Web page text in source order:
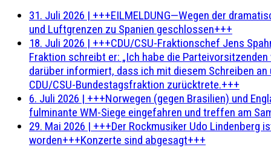
31. Juli 2026 | +++EILMELDUNG—Wegen der
und Luftgrenzen zu Spanien geschlossen+++
18. Juli 2026 | +++CDU/CSU-Fraktionschef Jens
Fraktion schreibt er: „Ich habe die
darüber informiert, dass ich mit diesem Schreiben
CDU/CSU-Bundestagsfraktion zurücktrete.+++
6. Juli 2026 | +++Norwegen (gegen Brasilien) und
fulminante WM-Siege eingefahren und treffen am
29. Mai 2026 | +++Der Rockmusiker Udo Lindenberg
worden+++Konzerte sind abgesagt+++